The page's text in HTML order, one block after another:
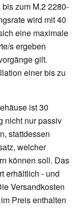
zum M.2 2280-
wird mit 40
eine maximale
s ergeben
gilt.
einer bis zu
ist 30
nicht nur passiv
stattdessen
welcher
können soll. Das
erhältlich - und
Versandkosten
Preis enthalten